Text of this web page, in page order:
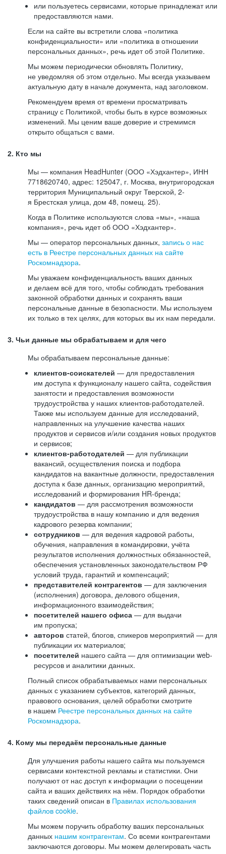
или пользуетесь сервисами, которые принадлежат или
предоставляются нами.
Если на сайте вы встретили слова «политика
конфиденциальности» или «политика в отношении
персональных данных», речь идет об этой Политике.
Мы можем периодически обновлять Политику,
не уведомляя об этом отдельно. Мы всегда указываем
актуальную дату в начале документа, над заголовком.
Рекомендуем время от времени просматривать
страницу с Политикой, чтобы быть в курсе возможных
изменений. Мы ценим ваше доверие и стремимся
открыто общаться с вами.
2. Кто мы
Мы — компания HeadHunter (ООО «Хэдхантер», ИНН
7718620740, адрес: 125047, г. Москва, внутригородская
территория Муниципальный округ Тверской, 2-
я Брестская улица, дом 48, помещ. 25).
Когда в Политике используются слова «мы», «наша
компания», речь идет об ООО «Хэдхантер».
Мы — оператор персональных данных, запись о нас
есть в Реестре персональных данных на сайте
Роскомнадзора.
Мы уважаем конфиденциальность ваших данных
и делаем всё для того, чтобы соблюдать требования
законной обработки данных и сохранять ваши
персональные данные в безопасности. Мы используем
их только в тех целях, для которых вы их нам передали.
3. Чьи данные мы обрабатываем и для чего
Мы обрабатываем персональные данные:
клиентов-соискателей — для предоставления
им доступа к функционалу нашего сайта, содействия
занятости и предоставления возможности
трудоустройства у наших клиентов-работодателей.
Также мы используем данные для исследований,
направленных на улучшение качества наших
продуктов и сервисов и/или создания новых продуктов
и сервисов;
клиентов-работодателей — для публикации
вакансий, осуществления поиска и подбора
кандидатов на вакантные должности, предоставления
доступа к базе данных, организацию мероприятий,
исследований и формирования HR-бренда;
кандидатов — для рассмотрения возможности
трудоустройства в нашу компанию и для ведения
кадрового резерва компании;
сотрудников — для ведения кадровой работы,
обучения, направления в командировки, учёта
результатов исполнения должностных обязанностей,
обеспечения установленных законодательством РФ
условий труда, гарантий и компенсаций;
представителей контрагентов — для заключения
(исполнения) договора, делового общения,
информационного взаимодействия;
посетителей нашего офиса — для выдачи
им пропуска;
авторов статей, блогов, спикеров мероприятий — для
публикации их материалов;
посетителей нашего сайта — для оптимизации web-
ресурсов и аналитики данных.
Полный список обрабатываемых нами персональных
данных с указанием субъектов, категорий данных,
правового основания, целей обработки смотрите
в нашем Реестре персональных данных на сайте
Роскомнадзора.
4. Кому мы передаём персональные данные
Для улучшения работы нашего сайта мы пользуемся
сервисами контекстной рекламы и статистики. Они
получают от нас доступ к информации о посещении
сайта и ваших действиях на нём. Порядок обработки
таких сведений описан в Правилах использования
файлов cookie.
Мы можем поручить обработку ваших персональных
данных нашим контрагентам. Со всеми контрагентами
заключаются договоры. Мы можем делегировать часть